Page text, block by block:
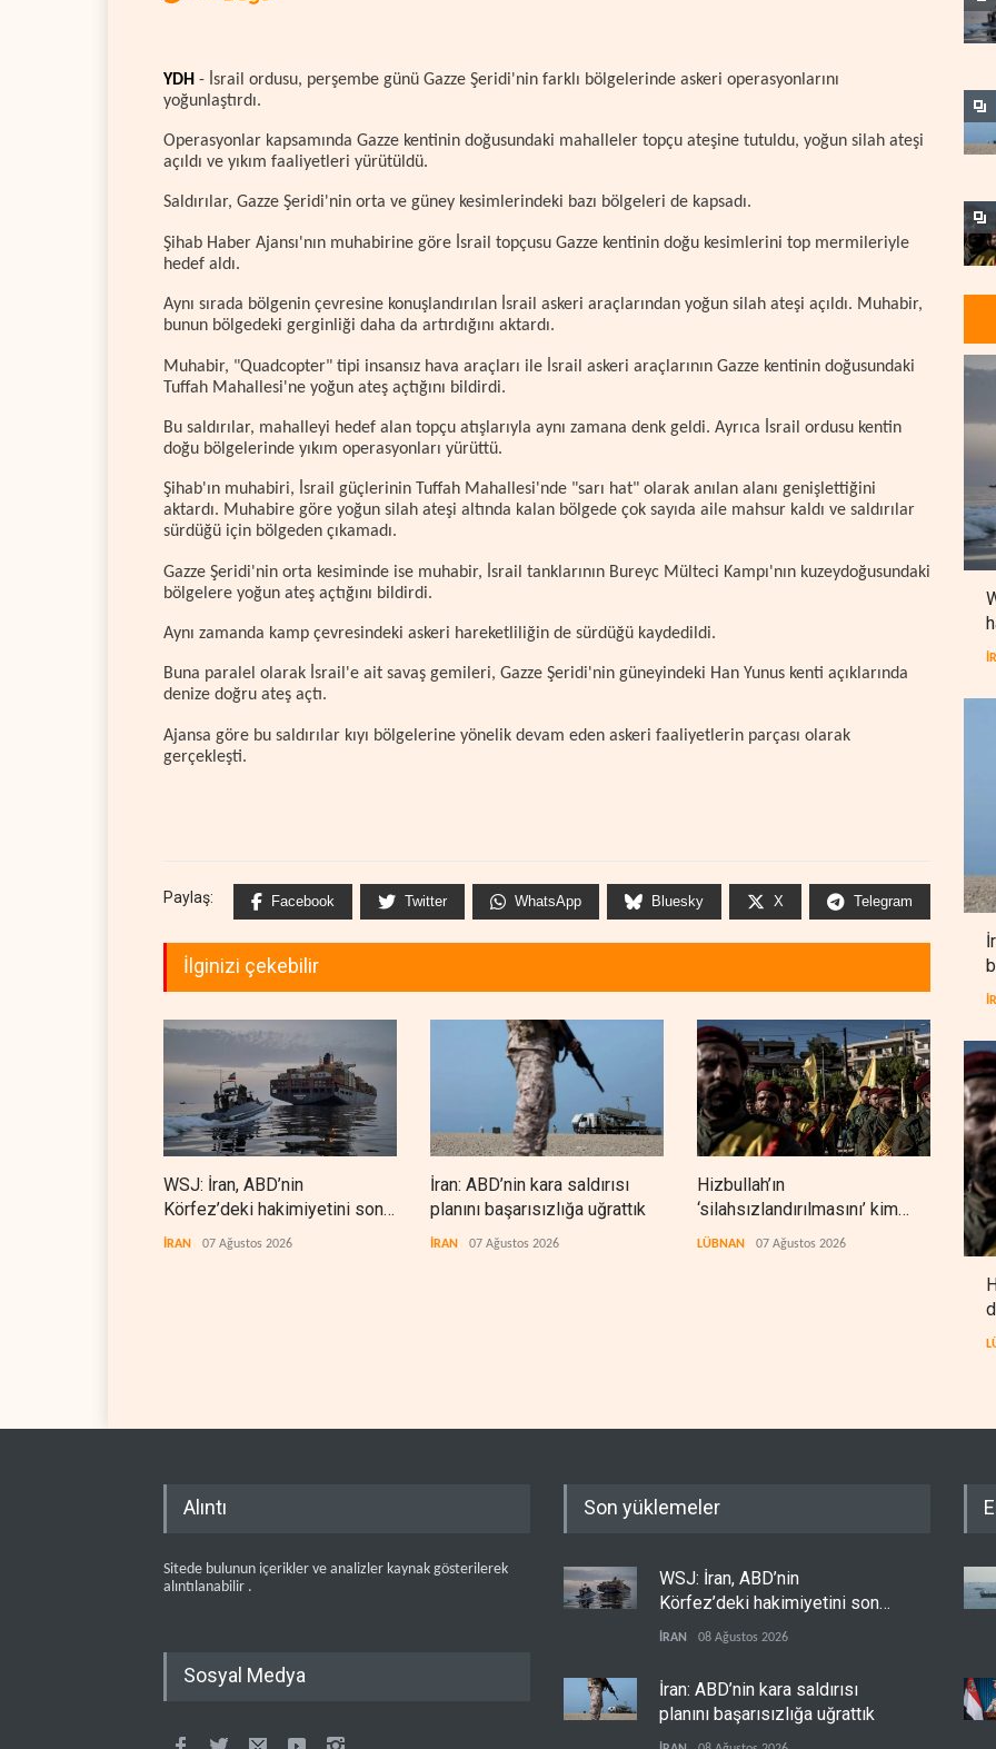
YDH - İsrail ordusu, perşembe günü Gazze Şeridi'nin farklı bölgelerinde askeri operasyonlarını
yoğunlaştırdı.
Operasyonlar kapsamında Gazze kentinin doğusundaki mahalleler topçu ateşine tutuldu, yoğun silah ateşi
açıldı ve yıkım faaliyetleri yürütüldü.
Saldırılar, Gazze Şeridi'nin orta ve güney kesimlerindeki bazı bölgeleri de kapsadı.
Şihab Haber Ajansı'nın muhabirine göre İsrail topçusu Gazze kentinin doğu kesimlerini top mermileriyle
hedef aldı.
Aynı sırada bölgenin çevresine konuşlandırılan İsrail askeri araçlarından yoğun silah ateşi açıldı. Muhabir,
bunun bölgedeki gerginliği daha da artırdığını aktardı.
Muhabir, "Quadcopter" tipi insansız hava araçları ile İsrail askeri araçlarının Gazze kentinin doğusundaki
Tuffah Mahallesi'ne yoğun ateş açtığını bildirdi.
Bu saldırılar, mahalleyi hedef alan topçu atışlarıyla aynı zamana denk geldi. Ayrıca İsrail ordusu kentin
doğu bölgelerinde yıkım operasyonları yürüttü.
Şihab'ın muhabiri, İsrail güçlerinin Tuffah Mahallesi'nde "sarı hat" olarak anılan alanı genişlettiğini
aktardı. Muhabire göre yoğun silah ateşi altında kalan bölgede çok sayıda aile mahsur kaldı ve saldırılar
sürdüğü için bölgeden çıkamadı.
Gazze Şeridi'nin orta kesiminde ise muhabir, İsrail tanklarının Bureyc Mülteci Kampı'nın kuzeydoğusundaki
bölgelere yoğun ateş açtığını bildirdi.
Aynı zamanda kamp çevresindeki askeri hareketliliğin de sürdüğü kaydedildi.
Buna paralel olarak İsrail'e ait savaş gemileri, Gazze Şeridi'nin güneyindeki Han Yunus kenti açıklarında
denize doğru ateş açtı.
Ajansa göre bu saldırılar kıyı bölgelerine yönelik devam eden askeri faaliyetlerin parçası olarak
gerçekleşti.
Paylaş: Facebook Twitter WhatsApp Bluesky X Telegram
İlginizi çekebilir
WSJ: İran, ABD’nin
Körfez’deki hakimiyetini sona
erdiriyor
İRAN 07 Ağustos 2026
İran: ABD’nin kara saldırısı
planını başarısızlığa uğrattık
İRAN 07 Ağustos 2026
Hizbullah’ın
‘silahsızlandırılmasını’ kim
denetleyecek?
LÜBNAN 07 Ağustos 2026 İRAN
Alıntı
Sitede bulunun içerikler ve analizler kaynak gösterilerek
alıntılanabilir .
Sosyal Medya
Son yüklemeler
WSJ: İran, ABD’nin
Körfez’deki hakimiyetini sona
erdiriyor
İRAN 08 Ağustos 2026
İran: ABD’nin kara saldırısı
planını başarısızlığa uğrattık